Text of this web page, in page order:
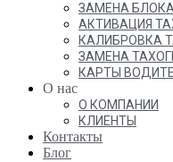
ЗАМЕНА
АКТИВАЦИЯ
КАЛИБРОВКА
ЗАМЕНА
КАРТЫ
О нас
О КОМПАНИИ
КЛИЕНТЫ
Контакты
Блог